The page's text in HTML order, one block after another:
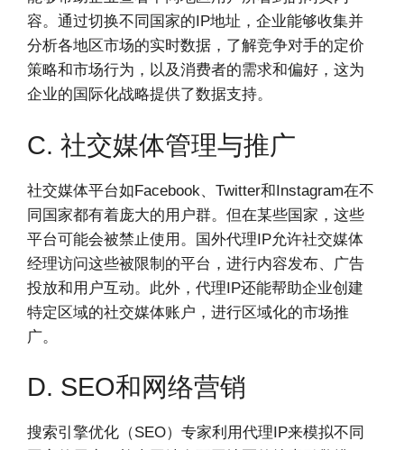
容。通过切换不同国家的IP地址，企业能够收集并
分析各地区市场的实时数据，了解竞争对手的定价
策略和市场行为，以及消费者的需求和偏好，这为
企业的国际化战略提供了数据支持。
C. 社交媒体管理与推广
社交媒体平台如Facebook、Twitter和Instagram在不
同国家都有着庞大的用户群。但在某些国家，这些
平台可能会被禁止使用。国外代理IP允许社交媒体
经理访问这些被限制的平台，进行内容发布、广告
投放和用户互动。此外，代理IP还能帮助企业创建
特定区域的社交媒体账户，进行区域化的市场推
广。
D. SEO和网络营销
搜索引擎优化（SEO）专家利用代理IP来模拟不同